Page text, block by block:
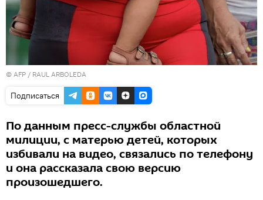
© AFP / RAUL ARBOLEDA
Подписаться
По данным пресс-службы областной
милиции, с матерью детей, которых
избивали на видео, связались по телефону
и она рассказала свою версию
произошедшего.